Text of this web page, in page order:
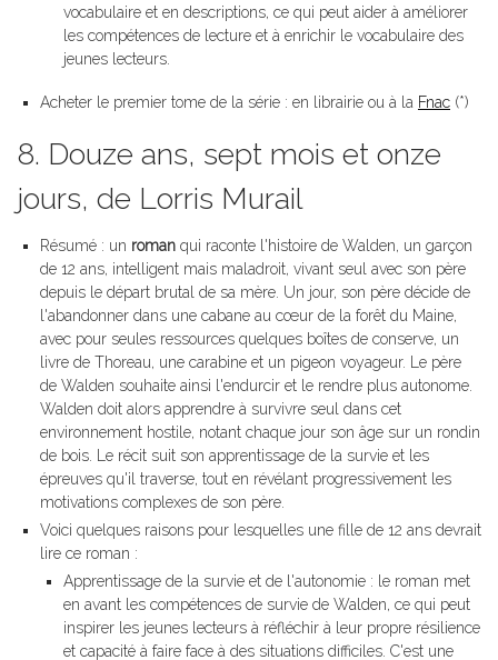
vocabulaire et en descriptions, ce qui peut aider à améliorer
les compétences de lecture et à enrichir le vocabulaire des
jeunes lecteurs.
Acheter le premier tome de la série : en librairie ou à la Fnac (*)
8. Douze ans, sept mois et onze
jours, de Lorris Murail
Résumé : un roman qui raconte l'histoire de Walden, un garçon
de 12 ans, intelligent mais maladroit, vivant seul avec son père
depuis le départ brutal de sa mère. Un jour, son père décide de
l'abandonner dans une cabane au cœur de la forêt du Maine,
avec pour seules ressources quelques boîtes de conserve, un
livre de Thoreau, une carabine et un pigeon voyageur. Le père
de Walden souhaite ainsi l'endurcir et le rendre plus autonome.
Walden doit alors apprendre à survivre seul dans cet
environnement hostile, notant chaque jour son âge sur un rondin
de bois. Le récit suit son apprentissage de la survie et les
épreuves qu'il traverse, tout en révélant progressivement les
motivations complexes de son père.
Voici quelques raisons pour lesquelles une fille de 12 ans devrait
lire ce roman :
Apprentissage de la survie et de l'autonomie : le roman met
en avant les compétences de survie de Walden, ce qui peut
inspirer les jeunes lecteurs à réfléchir à leur propre résilience
et capacité à faire face à des situations difficiles. C'est une